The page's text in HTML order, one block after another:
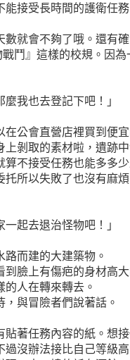
接受長時間的護衛任務
數就會不夠了哦。還有
鬥』這樣的校規。因為
我也去登記下吧！」
在公會直營店裡買到便
上剝取的素材啦，遺跡
算不接受任務也能多多
托所以失敗了也沒有麻
一起去退治怪物吧！」
路而建的大建築物。
到臉上有傷疤的身材高
的人在轉來轉去。
，與冒險者們說著話。
貼著任務內容的紙。想
過沒辦法接比自己等級